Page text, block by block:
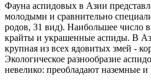
Фауна аспидовых в Азии
молодыми и сравнительно
родов, 31 вид). Наибольшее число
крайты и украшенные аспиды. В
крупная из всех ядовитых змей -
Экологическое разнообразие
невелико: преобладают наземные